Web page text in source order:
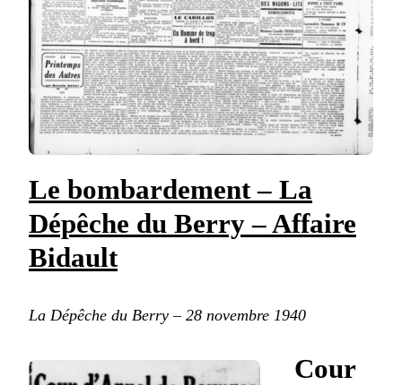
Le bombardement – La
Dépêche du Berry – Affaire
Bidault
La Dépêche du Berry – 28 novembre 1940
Cour